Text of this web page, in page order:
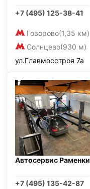
+7 (495) 125-38-41
Говорово(1,35 км)
Солнцево(930 м)
ул.Главмосстроя 7а
Автосервис Раменки
+7 (495) 135-42-87